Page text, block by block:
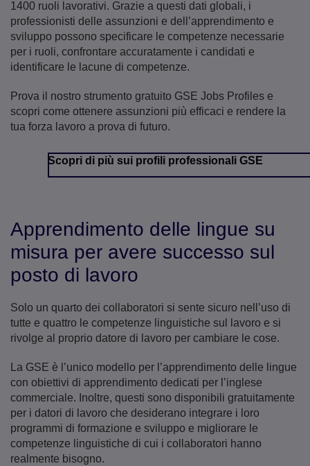
1400 ruoli lavorativi. Grazie a questi dati globali, i
professionisti delle assunzioni e dell’apprendimento e
sviluppo possono specificare le competenze necessarie
per i ruoli, confrontare accuratamente i candidati e
identificare le lacune di competenze.
Prova il nostro strumento gratuito GSE Jobs Profiles e
scopri come ottenere assunzioni più efficaci e rendere la
tua forza lavoro a prova di futuro.
Scopri di più sui profili professionali GSE
Apprendimento delle lingue su
misura per avere successo sul
posto di lavoro
Solo un quarto dei collaboratori si sente sicuro nell’uso di
tutte e quattro le competenze linguistiche sul lavoro e si
rivolge al proprio datore di lavoro per cambiare le cose.
La GSE è l’unico modello per l’apprendimento delle lingue
con obiettivi di apprendimento dedicati per l’inglese
commerciale. Inoltre, questi sono disponibili gratuitamente
per i datori di lavoro che desiderano integrare i loro
programmi di formazione e sviluppo e migliorare le
competenze linguistiche di cui i collaboratori hanno
realmente bisogno.